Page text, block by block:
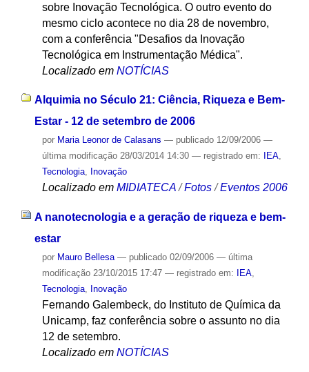
sobre Inovação Tecnológica. O outro evento do
mesmo ciclo acontece no dia 28 de novembro,
com a conferência "Desafios da Inovação
Tecnológica em Instrumentação Médica".
Localizado em NOTÍCIAS
Alquimia no Século 21: Ciência, Riqueza e Bem-
Estar - 12 de setembro de 2006
por Maria Leonor de Calasans — publicado12/09/2006 —
última modificação28/03/2014 14:30 — registrado em: IEA,
Tecnologia, Inovação
Localizado em MIDIATECA /Fotos /Eventos 2006
A nanotecnologia e a geração de riqueza e bem-
estar
por Mauro Bellesa — publicado02/09/2006 — última
modificação23/10/2015 17:47 — registrado em: IEA,
Tecnologia, Inovação
Fernando Galembeck, do Instituto de Química da
Unicamp, faz conferência sobre o assunto no dia
12 de setembro.
Localizado em NOTÍCIAS